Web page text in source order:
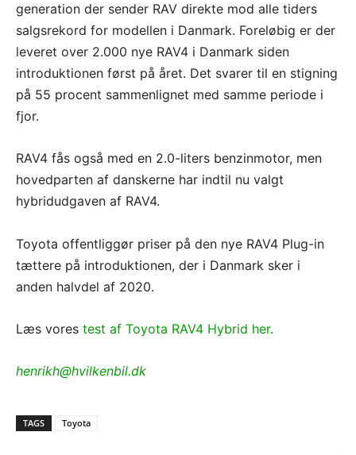
generation der sender RAV direkte mod alle tiders
salgsrekord for modellen i Danmark. Foreløbig er der
leveret over 2.000 nye RAV4 i Danmark siden
introduktionen først på året. Det svarer til en stigning
på 55 procent sammenlignet med samme periode i
fjor.
RAV4 fås også med en 2.0-liters benzinmotor, men
hovedparten af danskerne har indtil nu valgt
hybridudgaven af RAV4.
Toyota offentliggør priser på den nye RAV4 Plug-in
tættere på introduktionen, der i Danmark sker i
anden halvdel af 2020.
Læs vores test af Toyota RAV4 Hybrid her.
henrikh@hvilkenbil.dk
TAGS Toyota